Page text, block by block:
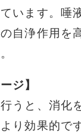
います。唾
自浄作用を
ジ】
うと、消化
り効果的で